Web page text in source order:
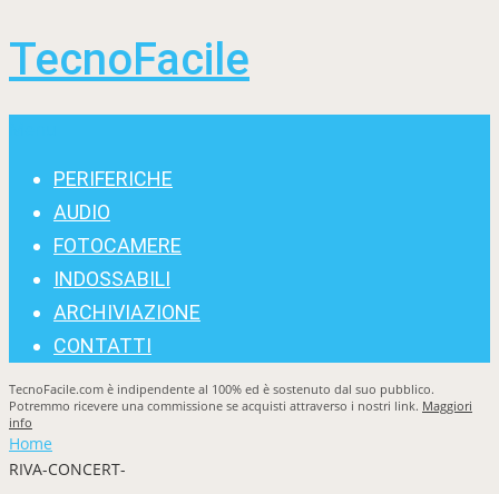
TecnoFacile
PERIFERICHE
AUDIO
FOTOCAMERE
INDOSSABILI
ARCHIVIAZIONE
CONTATTI
TecnoFacile.com è indipendente al 100% ed è sostenuto dal suo pubblico.
Potremmo ricevere una commissione se acquisti attraverso i nostri link. Maggiori
info
Home
RIVA-CONCERT-